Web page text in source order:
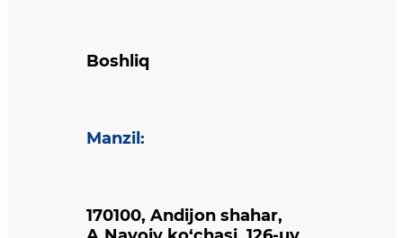
Boshliq
Manzil :
170100, Andijon shahar,